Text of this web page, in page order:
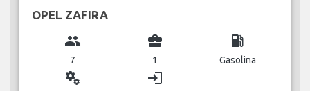
OPEL ZAFIRA
group
7
business_center
1
local_gas_station
Gasolina
miscellaneous_services login